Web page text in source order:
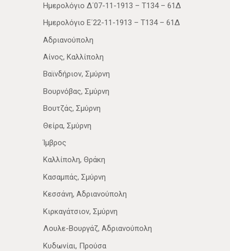
Ημερολόγιο Δ΄07-11-1913 – Τ134 – 61Δ
Ημερολόγιο Ε΄22-11-1913 – Τ134 – 61Δ
Αδριανούπολη
Αίνος, Καλλίπολη
Βαϊνδήριον, Σμύρνη
Βουρνόβας, Σμύρνη
Βουτζάς, Σμύρνη
Θείρα, Σμύρνη
Ίμβρος
Καλλίπολη, Θράκη
Κασαμπάς, Σμύρνη
Κεσσάνη, Αδριανούπολη
Κιρκαγάτσιον, Σμύρνη
Λουλε-Βουργάζ, Αδριανούπολη
Κυδωνίαι, Προύσα